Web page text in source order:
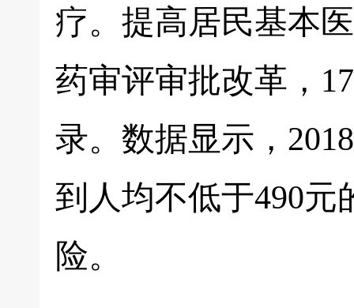
疗。提高居民基本
药审评审批改革，
录。数据显示，
到人均不低于490元
险。